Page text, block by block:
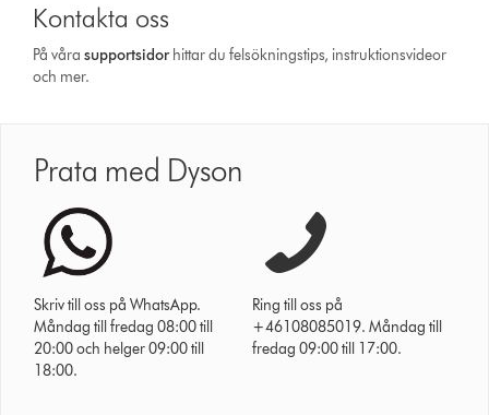
Kontakta oss
På vårasupport­sidor hittar du felsökningstips, instruktionsvideor
och mer.
Prata med Dyson
Skriv till oss på WhatsApp.
Måndag till fredag 08:00 till
20:00 och helger 09:00 till
18:00.
Ring till oss på
+46108085019. Måndag till
fredag 09:00 till 17:00.